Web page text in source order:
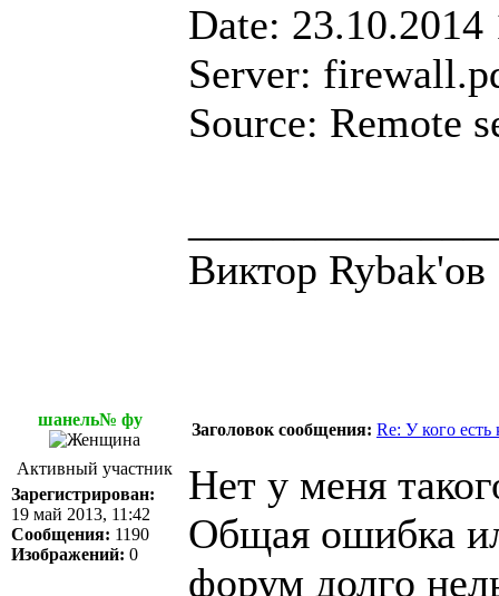
Date:
Server:
Source: Remote
Виктор Rybak'ов
шанель№ фу
Заголовок сообщения: Re: У кого
Активный участник
Зарегистрирован:
19 май 2013, 11:42
Сообщения: 1190
Изображений: 0
Нет у меня
Общая ошибка
форум долго